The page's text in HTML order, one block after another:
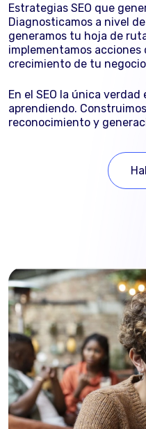
Estrategias SEO que
Diagnosticamos a nivel
generamos tu hoja de
implementamos acciones
crecimiento de tu
En el SEO la única
aprendiendo.
reconocimiento y